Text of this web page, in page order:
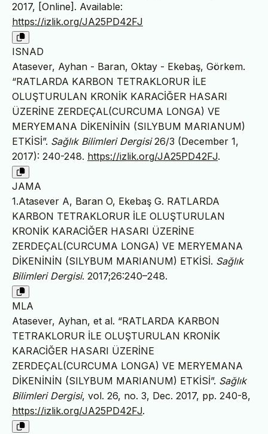
2017, [Online]. Available:
https://izlik.org/JA25PD42FJ
ISNAD
Atasever, Ayhan - Baran, Oktay - Ekebaş, Görkem.
“RATLARDA KARBON TETRAKLORUR İLE
OLUŞTURULAN KRONİK KARACİĞER HASARI
ÜZERİNE ZERDEÇAL(CURCUMA LONGA) VE
MERYEMANA DİKENİNİN (SILYBUM MARIANUM)
ETKİSİ”. Sağlık Bilimleri Dergisi26/3 (December 1,
2017): 240-248. https://izlik.org/JA25PD42FJ.
JAMA
1.Atasever A, Baran O, Ekebaş G. RATLARDA
KARBON TETRAKLORUR İLE OLUŞTURULAN
KRONİK KARACİĞER HASARI ÜZERİNE
ZERDEÇAL(CURCUMA LONGA) VE MERYEMANA
DİKENİNİN (SILYBUM MARIANUM) ETKİSİ. Sağlık
Bilimleri Dergisi. 2017;26:240–248.
MLA
Atasever, Ayhan, et al. “RATLARDA KARBON
TETRAKLORUR İLE OLUŞTURULAN KRONİK
KARACİĞER HASARI ÜZERİNE
ZERDEÇAL(CURCUMA LONGA) VE MERYEMANA
DİKENİNİN (SILYBUM MARIANUM) ETKİSİ”. Sağlık
Bilimleri Dergisi, vol. 26, no. 3, Dec. 2017, pp. 240-8,
https://izlik.org/JA25PD42FJ.